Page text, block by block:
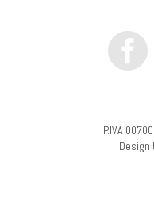
P.IVA
Design